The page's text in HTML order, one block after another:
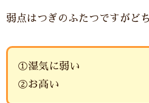
弱点はつぎのふたつですがど
①湿気に弱い
②お高い